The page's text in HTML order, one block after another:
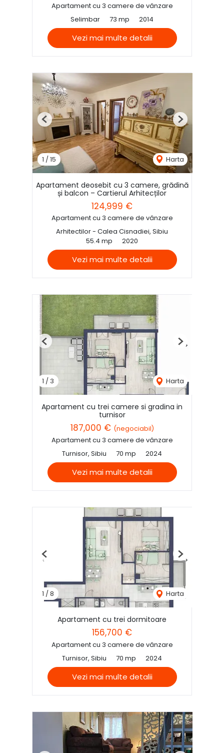
Apartament cu 3 camere de vânzare
Selimbar
73 mp 2014
Vezi mai multe detalii
1 /15 Harta
Previous Next
Apartament deosebit cu 3 camere, grădină
și balcon – Cartierul Arhitecților
124,999 €
Apartament cu 3 camere de vânzare
Arhitectilor - Calea Cisnadiei, Sibiu
55.4 mp
2020
Vezi mai multe detalii
1 / 3 Harta
Previous Next
Apartament cu trei camere si gradina in
turnisor
187,000 € (negociabil)
Apartament cu 3 camere de vânzare
Turnisor, Sibiu
70 mp 2024
Vezi mai multe detalii
1 / 8 Harta
Previous Next
Apartament cu trei dormitoare
156,700 €
Apartament cu 3 camere de vânzare
Turnisor, Sibiu
70 mp 2024
Vezi mai multe detalii